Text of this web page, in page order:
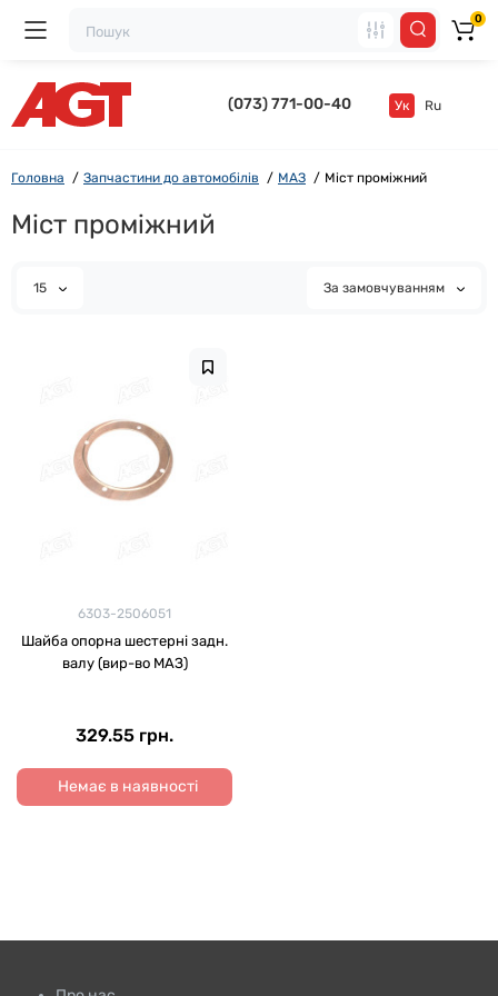
(073) 771-00-40 Ук Ru
0
Головна Запчастини до автомобілів МАЗ Міст проміжний
Міст проміжний
15 За замовчуванням
6303-2506051
Шайба опорна шестерні задн.
валу (вир-во МАЗ)
329.55 грн.
Немає в наявності